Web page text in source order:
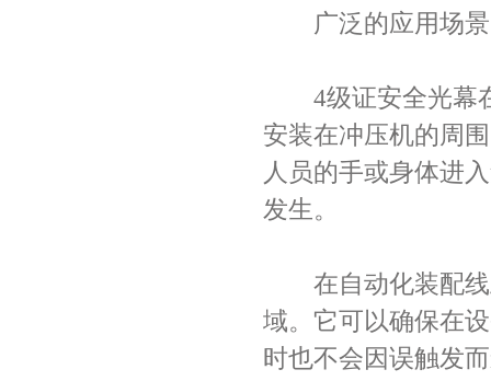
广泛的应用场景
4级证安全光幕在
安装在冲压机的周
人员的手或身体进
发生。
在自动化装配线
域。它可以确保在
时也不会因误触发